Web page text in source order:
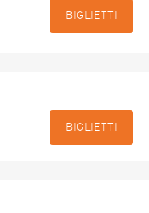
BIGLIETTI
BIGLIETTI